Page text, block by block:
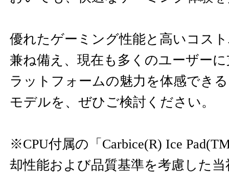
優れたゲーミング性能と高いコス
兼ね備え、現在も多くのユーザー
ラットフォームの魅力を体感でき
モデルを、ぜひご検討ください。
※CPU付属の「Carbice(R) Ice
却性能および品質基準を考慮した